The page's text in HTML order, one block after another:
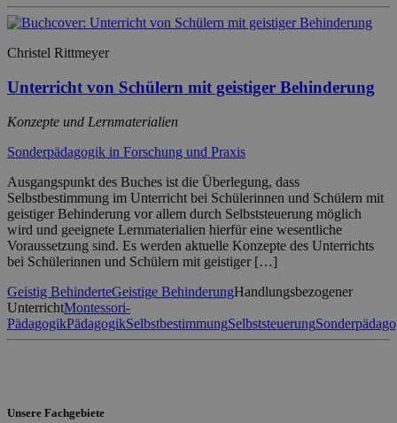
Christel Rittmeyer
Unterricht von Schülern mit geistiger Behinderung
Konzepte und Lernmaterialien
Sonderpädagogik in Forschung und Praxis
Ausgangspunkt des Buches ist die Überlegung, dass
Selbstbestimmung im Unterricht bei Schülerinnen und Schülern mit
geistiger Behinderung vor allem durch Selbststeuerung möglich
wird und geeignete Lernmaterialien hierfür eine wesentliche
Voraussetzung sind. Es werden aktuelle Konzepte des Unterrichts
bei Schülerinnen und Schülern mit geistiger […]
Geistig BehinderteGeistige BehinderungHandlungsbezogener
UnterrichtMontessori-
PädagogikPädagogikSelbstbestimmungSelbststeuerung
Unsere Fachgebiete